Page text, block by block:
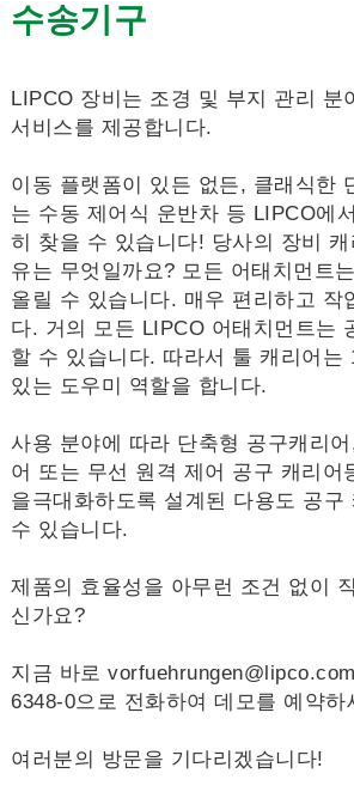
수송기구
LIPCO 장비는 조경 및 부지 관리 분
서비스를 제공합니다.
이동 플랫폼이 있든 없든, 클래식한
는 수동 제어식 운반차 등 LIPCO에
히 찾을 수 있습니다! 당사의 장비
유는 무엇일까요? 모든 어태치먼트
올릴 수 있습니다. 매우 편리하고 작
다. 거의 모든 LIPCO 어태치먼트는
할 수 있습니다. 따라서 툴 캐리어는
있는 도우미 역할을 합니다.
사용 분야에 따라 단축형 공구캐리어
어 또는 무선 원격 제어 공구 캐리어
을극대화하도록 설계된 다용도 공구
수 있습니다.
제품의 효율성을 아무런 조건 없이
신가요?
지금 바로 vorfuehrungen@lipco.com
6348-0으로 전화하여 데모를 예약하
여러분의 방문을 기다리겠습니다!